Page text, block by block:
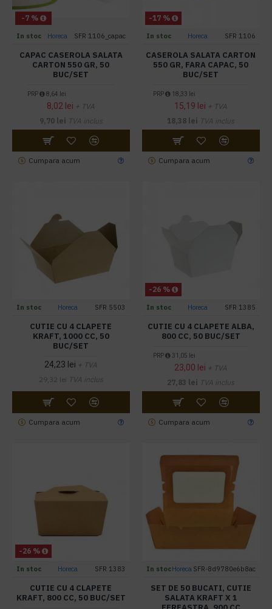
-7 %
In stoc Horeca SFR 1106_capac
CAPAC CASEROLA SALATA
CARTON 550 GR, 50
BUC/SET
PRP 8,64 lei
8,02 lei + TVA
9,70 lei TVA inclus
Cumpara acum
-17 %
In stoc Horeca SFR 1106
CASEROLA SALATA CARTON
550 GR, FARA CAPAC, 50
BUC/SET
PRP 18,33 lei
15,19 lei + TVA
18,38 lei TVA inclus
Cumpara acum
In stoc Horeca SFR 5503
CUTIE CU 4 CLAPETE
KRAFT, 1000 CC, 50
BUC/SET
24,23 lei + TVA
29,32 lei TVA inclus
Cumpara acum
-26 %
In stoc Horeca SFR 1385
CUTIE CU 4 CLAPETE ALBA,
800 CC, 50 BUC/SET
PRP 31,05 lei
23,00 lei + TVA
27,83 lei TVA inclus
Cumpara acum
-26 %
In stoc Horeca SFR 1383
CUTIE CU 4 CLAPETE
KRAFT, 800 CC, 50 BUC/SET
In stocHoreca SFR-8d9780e6b8ac
SET DE 50 BUCATI, CUTIE
SALATA KRAFT X 1